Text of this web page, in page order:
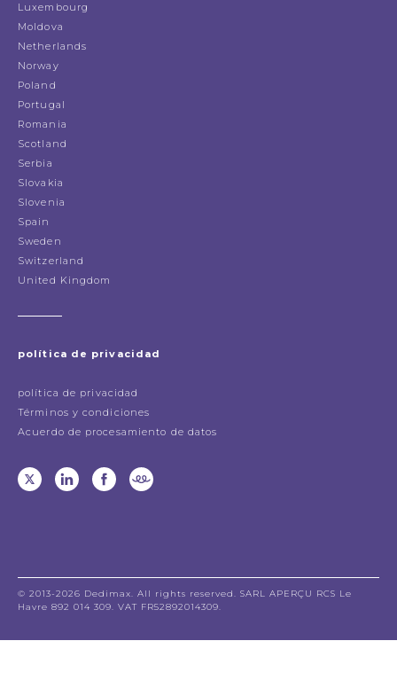
Luxembourg
Moldova
Netherlands
Norway
Poland
Portugal
Romania
Scotland
Serbia
Slovakia
Slovenia
Spain
Sweden
Switzerland
United Kingdom
política de privacidad
política de privacidad
Términos y condiciones
Acuerdo de procesamiento de datos
© 2013-2026 Dedimax. All rights reserved. SARL APERÇU RCS Le
Havre 892 014 309. VAT FR52892014309.